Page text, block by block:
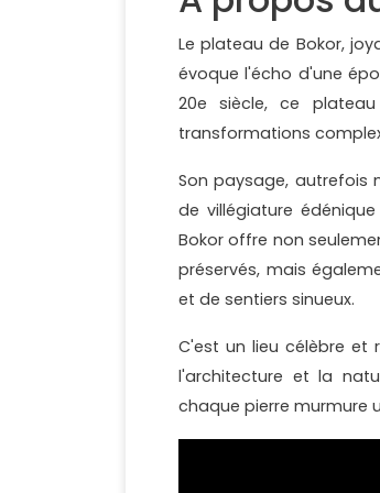
Le plateau de Bokor,
évoque l'écho d'une
20e siècle, ce
transformations
Son paysage, autrefois
de villégiature
Bokor offre non
préservés, mais
et de sentiers sinueux.
C'est un lieu célèbre et
l'architecture et la
chaque pierre murmure